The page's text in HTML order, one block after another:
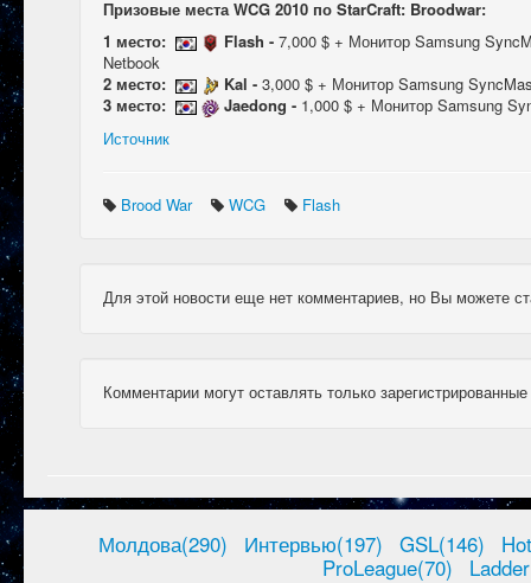
Призовые места WCG 2010 по StarCraft: Broodwar:
1 место:
Flash - 7,000 $ + Монитор Samsung
Netbook
2 место:
Kal - 3,000 $ + Монитор Samsung
3 место:
Jaedong - 1,000 $ + Монитор Samsung
Источник
Brood War WCG Flash
Для этой новости еще нет комментариев, но Вы можете
Комментарии могут оставлять только
Молдова(290) Интервью(197) GSL(146)
ProLeague(70)